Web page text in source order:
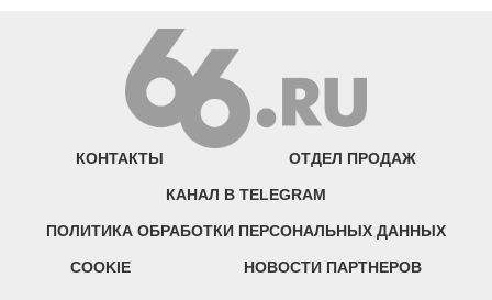
КОНТАКТЫ ОТДЕЛ ПРОДАЖ
КАНАЛ В TELEGRAM
ПОЛИТИКА ОБРАБОТКИ ПЕРСОНАЛЬНЫХ ДАННЫХ
COOKIE НОВОСТИ ПАРТНЕРОВ